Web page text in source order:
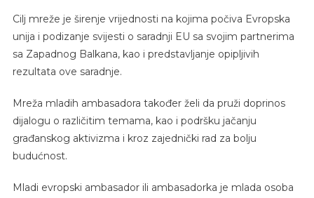
Cilj mreže je širenje vrijednosti na kojima počiva Evropska
unija i podizanje svijesti o saradnji EU sa svojim partnerima
sa Zapadnog Balkana, kao i predstavljanje opipljivih
rezultata ove saradnje.
Mreža mladih ambasadora također želi da pruži doprinos
dijalogu o različitim temama, kao i podršku jačanju
građanskog aktivizma i kroz zajednički rad za bolju
budućnost.
Mladi evropski ambasador ili ambasadorka je mlada osoba